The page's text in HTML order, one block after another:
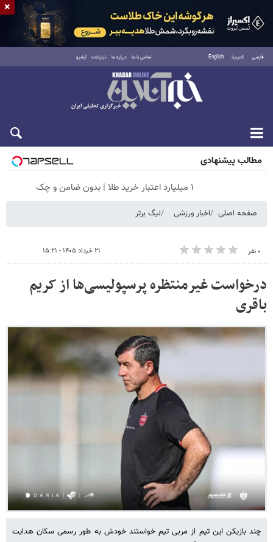
فارسی العربية English تماس با ما درباره ما تبلیغات آرشیو
جمعه ۱۶ مرداد ۱۴۰۵
مطالب پیشنهادی
۱ میلیارد اعتبار خرید طلا | بدون ضامن و چک
صفحه اصلی اخبار ورزشی لیگ برتر
۰ نفر ۲۱ خرداد ۱۴۰۵ - ۱۵:۲۱
درخواست غیرمنتظره پرسپولیسی‌ها از کریم
باقری
چند بازیکن این تیم از مربی تیم خواستند خودش به طور رسمی سکان هدایت
×